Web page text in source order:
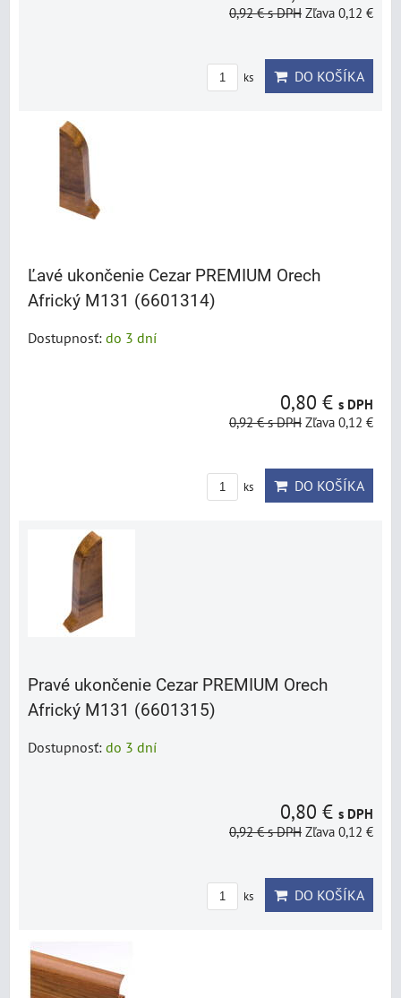
0,92 €s DPH Zľava 0,12 €
ks DO KOŠÍKA
Ľavé ukončenie Cezar PREMIUM Orech
Africký M131 (6601314)
Dostupnosť: do 3 dní
0,80 € s DPH
0,92 €s DPH Zľava 0,12 €
ks DO KOŠÍKA
Pravé ukončenie Cezar PREMIUM Orech
Africký M131 (6601315)
Dostupnosť: do 3 dní
0,80 € s DPH
0,92 €s DPH Zľava 0,12 €
ks DO KOŠÍKA